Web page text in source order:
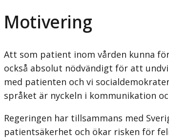
Motivering
Att som patient inom vården kunna
också absolut nödvändigt för att
med patienten och vi
språket är nyckeln i kommunikation
Regeringen har tillsammans med
patientsäkerhet och ökar risken för